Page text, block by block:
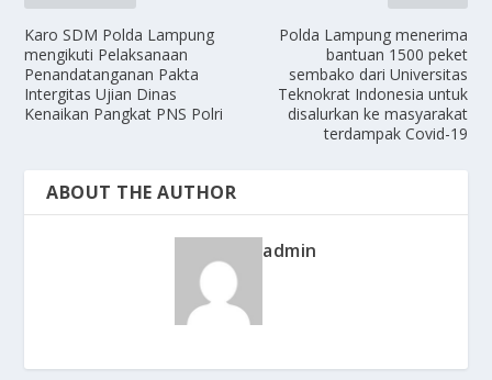
Karo SDM Polda Lampung
mengikuti Pelaksanaan
Penandatanganan Pakta
Intergitas Ujian Dinas
Kenaikan Pangkat PNS Polri
Polda Lampung menerima
bantuan 1500 peket
sembako dari Universitas
Teknokrat Indonesia untuk
disalurkan ke masyarakat
terdampak Covid-19
ABOUT THE AUTHOR
admin